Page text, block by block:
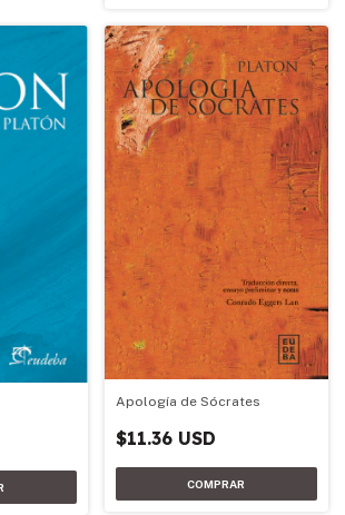
Apología de Sócrates
$11.36 USD